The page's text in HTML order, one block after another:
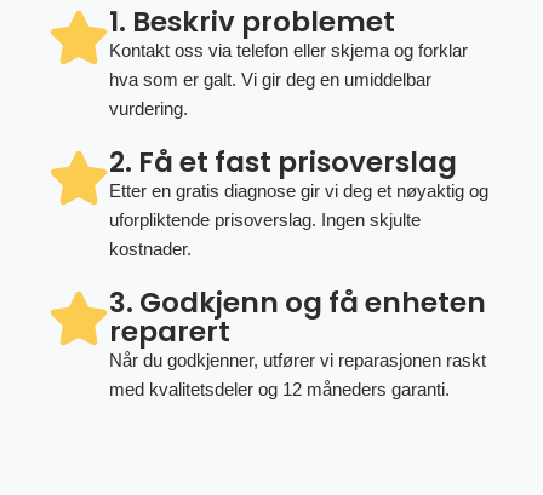
1. Beskriv problemet
Kontakt oss via telefon eller skjema og forklar
hva som er galt. Vi gir deg en umiddelbar
vurdering.
2. Få et fast prisoverslag
Etter en gratis diagnose gir vi deg et nøyaktig og
uforpliktende prisoverslag. Ingen skjulte
kostnader.
3. Godkjenn og få enheten
reparert
Når du godkjenner, utfører vi reparasjonen raskt
med kvalitetsdeler og 12 måneders garanti.